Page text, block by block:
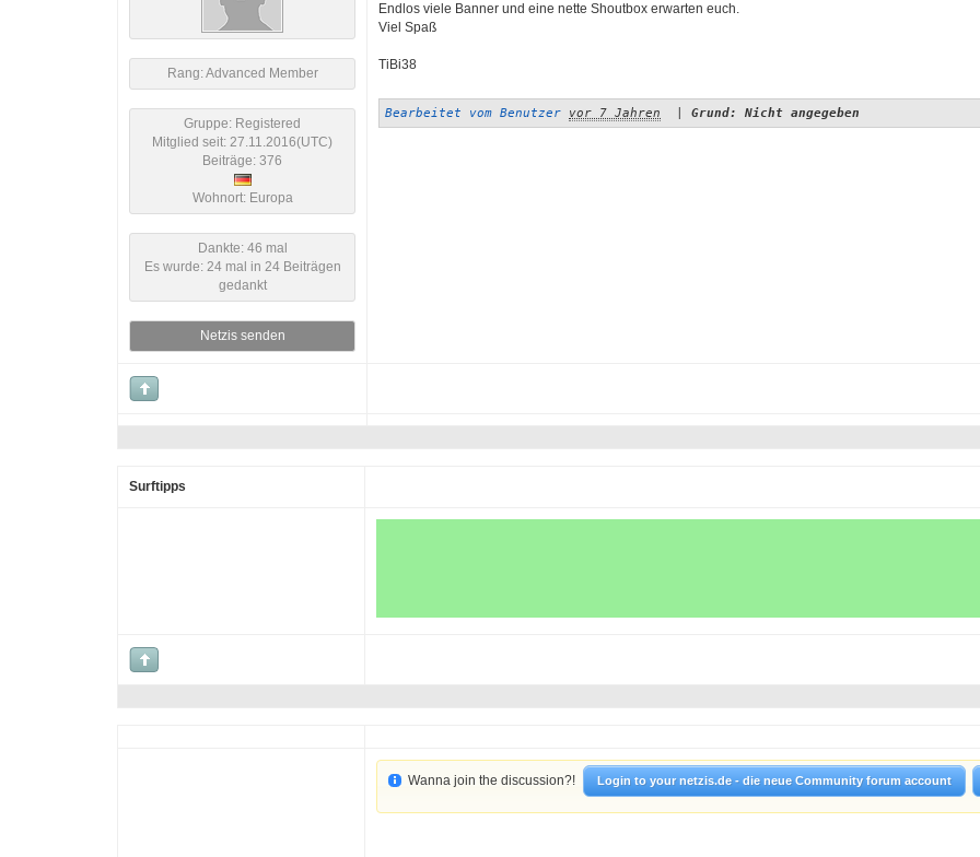
Rang: Advanced Member
Gruppe: Registered
Mitglied seit: 27.11.2016(UTC)
Beiträge: 376
Wohnort: Europa
Dankte: 46 mal
Es wurde: 24 mal in 24 Beiträgen
gedankt
Netzis senden
Endlos viele Banner und eine nette Shoutbox erwarten euch.
Viel Spaß
TiBi38
Bearbeitet vom Benutzer vor 7 Jahren Grund: Nicht angegeben
Surftipps
Wanna join the discussion?! Login to your netzis.de - die neue Community forum account